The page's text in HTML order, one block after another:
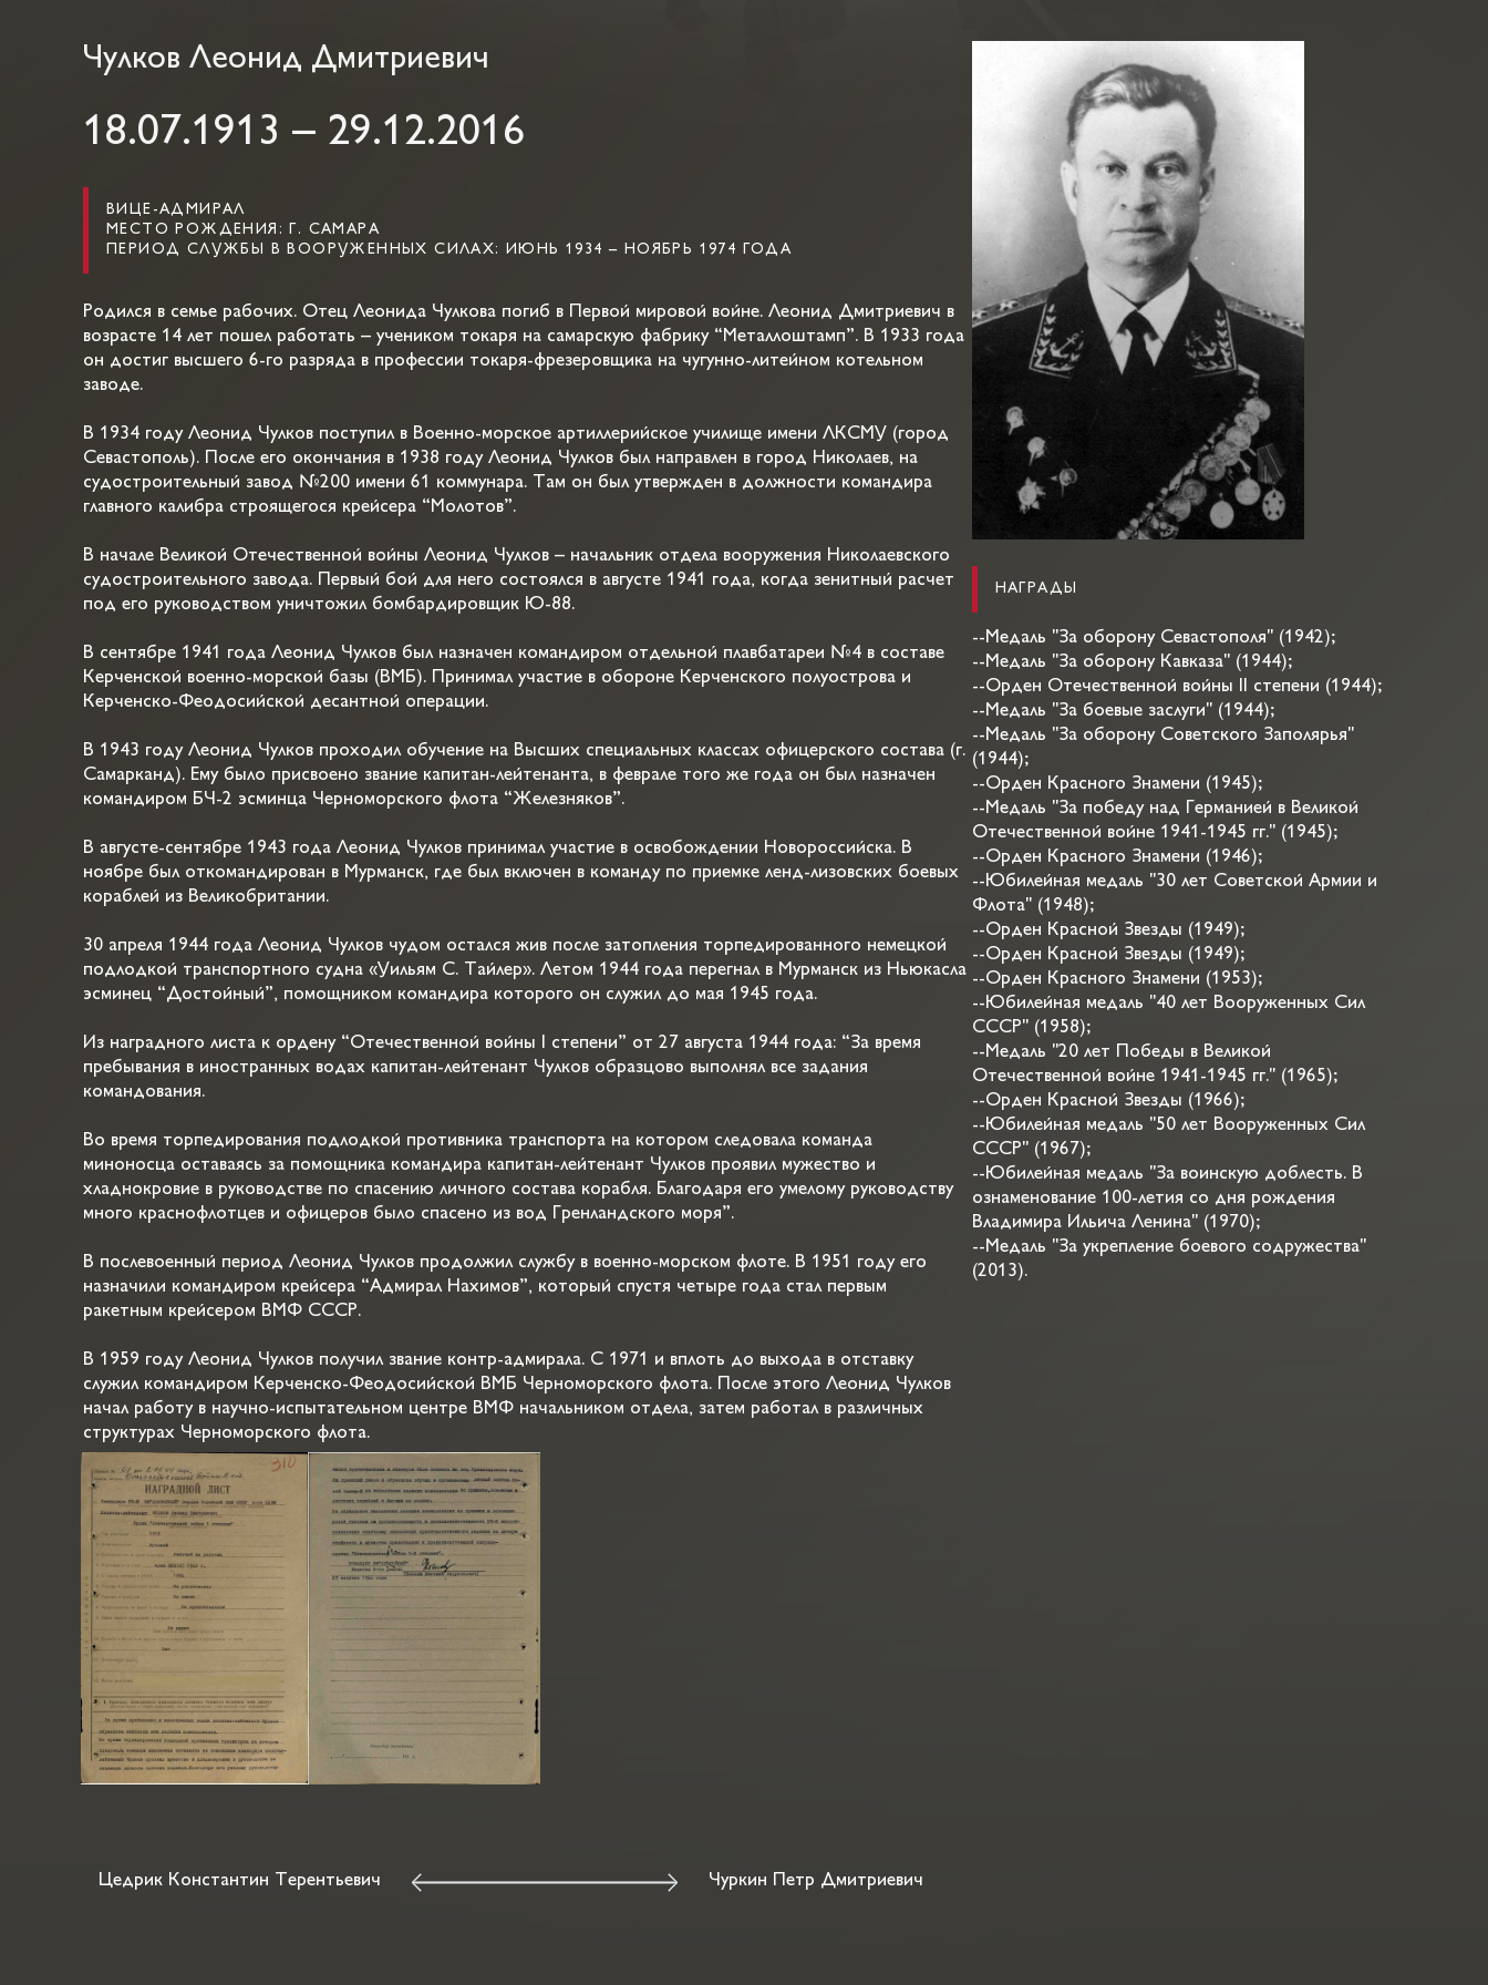
Чулков Леонид Дмитриевич
18.07.1913 – 29.12.2016
ВИЦЕ-АДМИРАЛ
МЕСТО РОЖДЕНИЯ: Г. САМАРА
ПЕРИОД СЛУЖБЫ В ВООРУЖЕННЫХ СИЛАХ: ИЮНЬ 1934 – НОЯБРЬ 1974 ГОДА
Родился в семье рабочих. Отец Леонида Чулкова погиб в Первой мировой войне. Леонид Дмитриевич в
возрасте 14 лет пошел работать – учеником токаря на самарскую фабрику “Металлоштамп”. В 1933 года
он достиг высшего 6-го разряда в профессии токаря-фрезеровщика на чугунно-литейном котельном
заводе.
В 1934 году Леонид Чулков поступил в Военно-морское артиллерийское училище имени ЛКСМУ (город
Севастополь). После его окончания в 1938 году Леонид Чулков был направлен в город Николаев, на
судостроительный завод №200 имени 61 коммунара. Там он был утвержден в должности командира
главного калибра строящегося крейсера “Молотов”.
В начале Великой Отечественной войны Леонид Чулков – начальник отдела вооружения Николаевского
судостроительного завода. Первый бой для него состоялся в августе 1941 года, когда зенитный расчет
под его руководством уничтожил бомбардировщик Ю-88.
В сентябре 1941 года Леонид Чулков был назначен командиром отдельной плавбатареи №4 в составе
Керченской военно-морской базы (ВМБ). Принимал участие в обороне Керченского полуострова и
Керченско-Феодосийской десантной операции.
В 1943 году Леонид Чулков проходил обучение на Высших специальных классах офицерского состава (г.
Самарканд). Ему было присвоено звание капитан-лейтенанта, в феврале того же года он был назначен
командиром БЧ-2 эсминца Черноморского флота “Железняков”.
В августе-сентябре 1943 года Леонид Чулков принимал участие в освобождении Новороссийска. В
ноябре был откомандирован в Мурманск, где был включен в команду по приемке ленд-лизовских боевых
кораблей из Великобритании.
30 апреля 1944 года Леонид Чулков чудом остался жив после затопления торпедированного немецкой
подлодкой транспортного судна «Уильям С. Тайлер». Летом 1944 года перегнал в Мурманск из Ньюкасла
эсминец “Достойный”, помощником командира которого он служил до мая 1945 года.
Из наградного листа к ордену “Отечественной войны I степени” от 27 августа 1944 года: “За время
пребывания в иностранных водах капитан-лейтенант Чулков образцово выполнял все задания
командования.
Во время торпедирования подлодкой противника транспорта на котором следовала команда
миноносца оставаясь за помощника командира капитан-лейтенант Чулков проявил мужество и
хладнокровие в руководстве по спасению личного состава корабля. Благодаря его умелому руководству
много краснофлотцев и офицеров было спасено из вод Гренландского моря”.
В послевоенный период Леонид Чулков продолжил службу в военно-морском флоте. В 1951 году его
назначили командиром крейсера “Адмирал Нахимов”, который спустя четыре года стал первым
ракетным крейсером ВМФ СССР.
В 1959 году Леонид Чулков получил звание контр-адмирала. С 1971 и вплоть до выхода в отставку
служил командиром Керченско-Феодосийской ВМБ Черноморского флота. После этого Леонид Чулков
начал работу в научно-испытательном центре ВМФ начальником отдела, затем работал в различных
структурах Черноморского флота.
НАГРАДЫ
--Медаль "За оборону Севастополя" (1942);
--Медаль "За оборону Кавказа" (1944);
--Орден Отечественной войны II степени (1944);
--Медаль "За боевые заслуги" (1944);
--Медаль "За оборону Советского Заполярья"
(1944);
--Орден Красного Знамени (1945);
--Медаль "За победу над Германией в Великой
Отечественной войне 1941-1945 гг." (1945);
--Орден Красного Знамени (1946);
--Юбилейная медаль "30 лет Советской Армии и
Флота" (1948);
--Орден Красной Звезды (1949);
--Орден Красной Звезды (1949);
--Орден Красного Знамени (1953);
--Юбилейная медаль "40 лет Вооруженных Сил
СССР" (1958);
--Медаль "20 лет Победы в Великой
Отечественной войне 1941-1945 гг." (1965);
--Орден Красной Звезды (1966);
--Юбилейная медаль "50 лет Вооруженных Сил
СССР" (1967);
--Юбилейная медаль "За воинскую доблесть. В
ознаменование 100-летия со дня рождения
Владимира Ильича Ленина" (1970);
--Медаль "За укрепление боевого содружества"
(2013).
Цедрик Константин Терентьевич Чуркин Петр Дмитриевич